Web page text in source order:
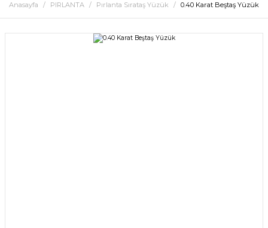
Anasayfa PIRLANTA Pırlanta Sırataş Yüzük 0.40 Karat Beştaş Yüzük